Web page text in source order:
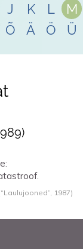
J K L
M
Õ Ä Ö Ü
)
1987)